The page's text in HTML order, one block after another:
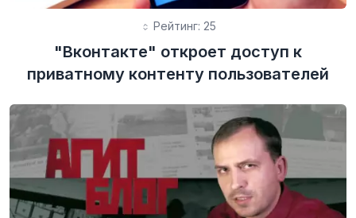
Рейтинг: 25
"Вконтакте" откроет доступ к
приватному контенту пользователей